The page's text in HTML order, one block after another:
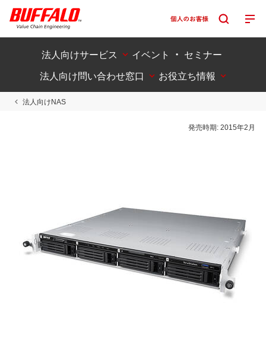
法人向けサービス
イベント ・ セミナー
法人向け問い合わせ窓口
お役立ち情報
法人向けNAS
発売時期:2015年2月